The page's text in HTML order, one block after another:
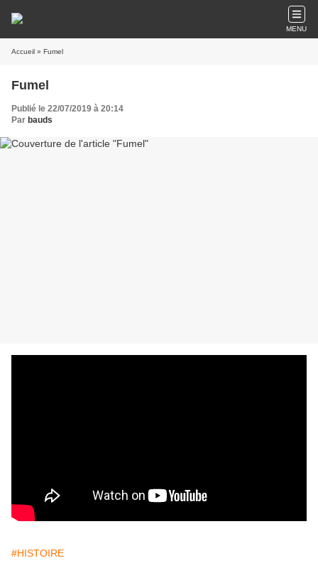
MENU
Accueil » Fumel
Fumel
Publié le 22/07/2019 à 20:14
Par bauds
#HISTOIRE